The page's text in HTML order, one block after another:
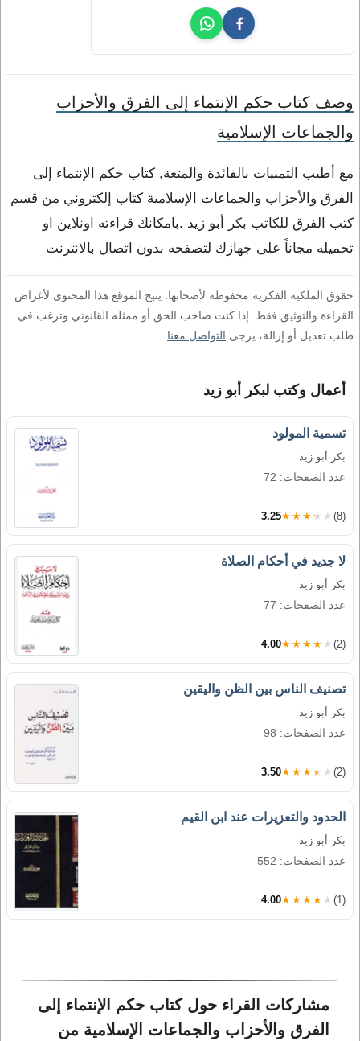
وصف كتاب حكم الإنتماء إلى الفرق والأحزاب
والجماعات الإسلامية
مع أطيب التمنيات بالفائدة والمتعة, كتاب حكم الإنتماء إلى
الفرق والأحزاب والجماعات الإسلامية كتاب إلكتروني من قسم
كتب الفرق للكاتب بكر أبو زيد .بامكانك قراءته اونلاين او
تحميله مجاناً على جهازك لتصفحه بدون اتصال بالانترنت
حقوق الملكية الفكرية محفوظة لأصحابها. يتيح الموقع هذا المحتوى لأغراض
القراءة والتوثيق فقط. إذا كنت صاحب الحق أو ممثله القانوني وترغب في
طلب تعديل أو إزالة، يرجى التواصل معنا
أعمال وكتب لبكر أبو زيد
تسمية المولود
بكر أبو زيد
عدد الصفحات: 72
3.25★★★★★ (8)
لا جديد في أحكام الصلاة
بكر أبو زيد
عدد الصفحات: 77
4.00★★★★★ (2)
تصنيف الناس بين الظن واليقين
بكر أبو زيد
عدد الصفحات: 98
3.50★★★★★ (2)
الحدود والتعزيرات عند ابن القيم
بكر أبو زيد
عدد الصفحات: 552
4.00★★★★★ (1)
مشاركات القراء حول كتاب حكم الإنتماء إلى
الفرق والأحزاب والجماعات الإسلامية من